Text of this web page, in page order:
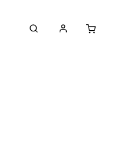
Iná doplnková vlasová